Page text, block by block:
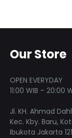
Our Store
OPEN EVERYDAY
11:00 WIB – 20:00
Jl. KH. Ahmad
Kec. Kby. Baru,
Ibukota Jakarta